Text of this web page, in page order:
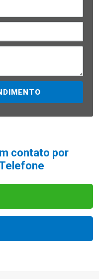
contato por